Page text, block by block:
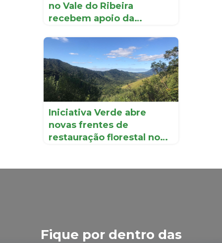
no Vale do Ribeira
recebem apoio da
Iniciativa Verde abre
novas frentes de
restauração florestal no
Fique por dentro das